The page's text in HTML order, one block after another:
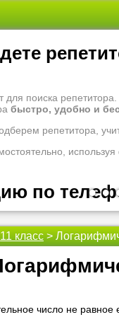
••
поиска репетитора.
быстро, удобно и
репетитора,
используя
по
вопросам
за помощью -
вам.
11 класс >
число не